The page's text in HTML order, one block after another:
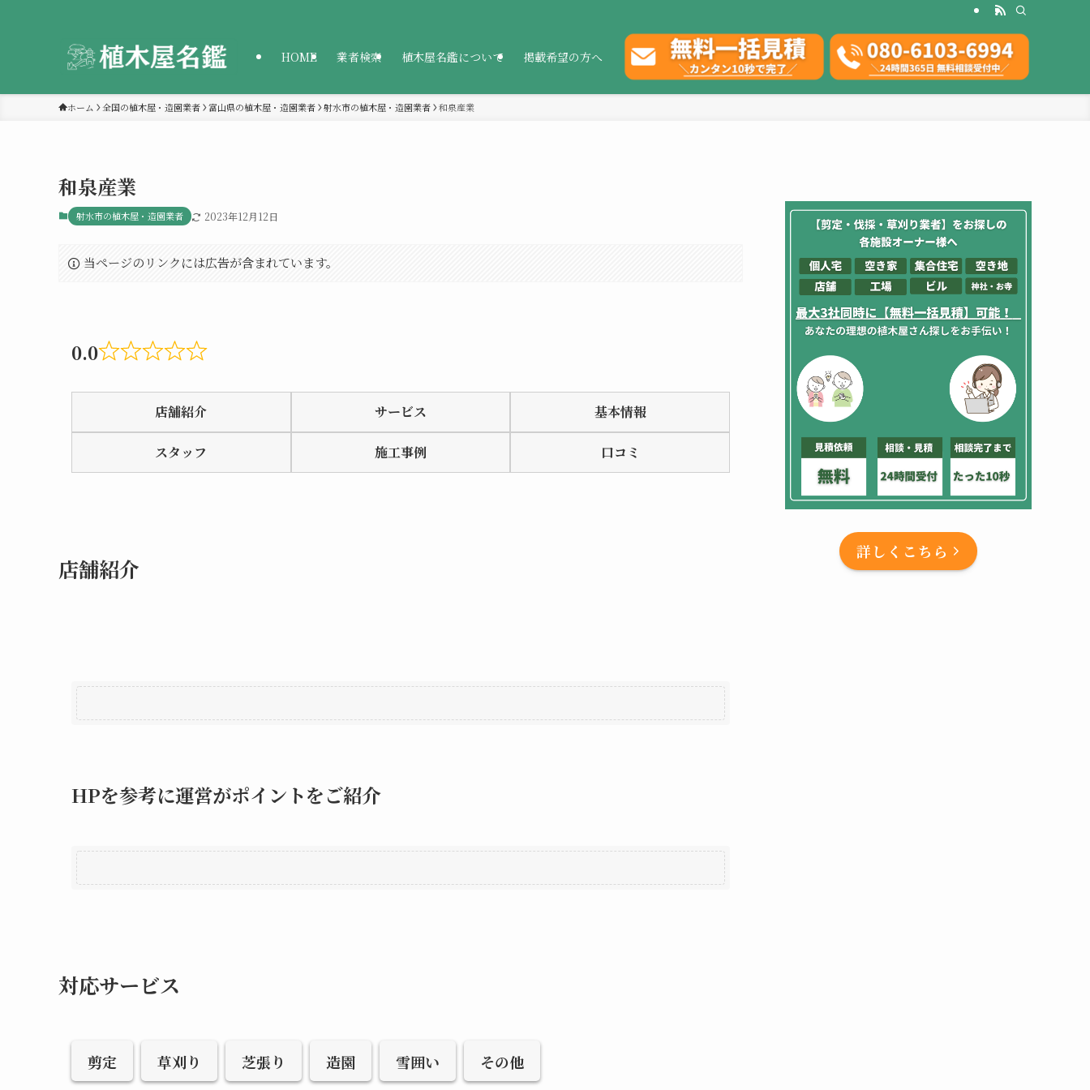
HOME 業者検索 植木屋名鑑について 掲載希望の方へ
ホーム 全国の植木屋・造園業者 富山県の植木屋・造園業者 射水市の植木屋・造園業者 和泉産業
和泉産業
射水市の植木屋・造園業者 2023年12月12日
当ページのリンクには広告が含まれています。
0.0
Rated
0.0
out
of
5
店舗紹介 サービス 基本情報
スタッフ 施工事例 口コミ
店舗紹介
HPを参考に運営がポイントをご紹介
対応サービス
剪定 草刈り 芝張り 造園 雪囲い その他
詳しくこちら